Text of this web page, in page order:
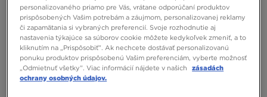
personalizovaného priamo pre Vás, vrátane odporúčaní produktov
prispôsobených Vašim potrebám a záujmom, personalizovanej reklamy
či zapamätania si vybraných preferencií. Svoje rozhodnutie aj
nastavenia týkajúce sa súborov cookie môžete kedykoľvek zmeniť, a to
kliknutím na „Prispôsobiť”. Ak nechcete dostávať personalizovanú
ponuku produktov prispôsobenú Vašim preferenciám, vyberte možnosť
„Odmietnuť všetky”. Viac informácií nájdete v našich
zásadách
ochrany osobných údajov.